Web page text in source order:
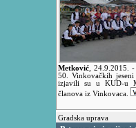
Metković 24.9.2015. -
50. Vinkovačkih
izjavili su u KUD-u
članova iz Vinkovaca.
Gradska uprava